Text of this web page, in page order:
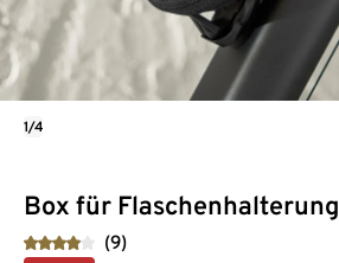
Box für Flaschenhalterung
(9)
1/4